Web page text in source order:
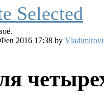
2016 17:38 by